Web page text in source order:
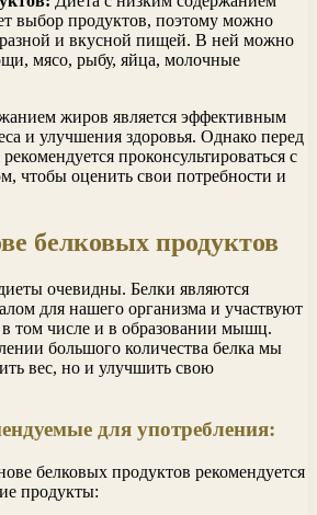
выбор продуктов, поэтому можно
и вкусной пищей. В ней можно
мясо, рыбу, яйца, молочные
жиров является эффективным
и улучшения здоровья. Однако перед
проконсультироваться с
чтобы оценить свои потребности и
белковых продуктов
очевидны. Белки являются
для нашего организма и участвуют
том числе и в образовании мышц.
большого количества белка мы
вес, но и улучшить свою
для употребления:
белковых продуктов рекомендуется
продукты: